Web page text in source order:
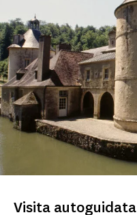
Visita autoguidata